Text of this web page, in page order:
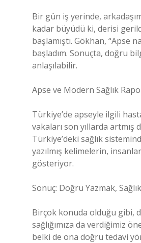
Bir gün iş yerinde,
kadar büyüdü ki, derisi
başlamıştı. Gökhan, “Apse
başladım. Sonuçta, doğru
anlaşılabilir.
Apse ve Modern Sağlık
Türkiye’de apseyle ilgili
vakaları son yıllarda
Türkiye’deki sağlık
yazılmış kelimelerin,
gösteriyor.
Sonuç: Doğru Yazmak,
Birçok konuda olduğu gibi,
sağlığımıza da verdiğimiz
belki de ona doğru tedavi